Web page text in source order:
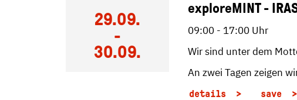
29.09.
-
30.09.
exploreMINT -
09:00 - 17:00 Uhr
Wir sind unter dem
An zwei Tagen zeigen
details save